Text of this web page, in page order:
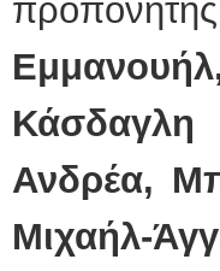
Κάσδαγλη
Ανδρέα,
Μιχαήλ-